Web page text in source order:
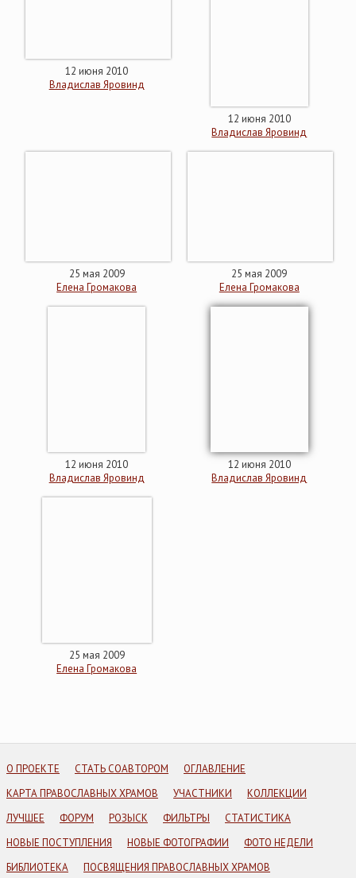
12 июня 2010
Владислав Яровинд
12 июня 2010
Владислав Яровинд
25 мая 2009
Елена Громакова
25 мая 2009
Елена Громакова
12 июня 2010
Владислав Яровинд
12 июня 2010
Владислав Яровинд
25 мая 2009
Елена Громакова
О ПРОЕКТЕ СТАТЬ СОАВТОРОМ
ОГЛАВЛЕНИЕ
КАРТА ПРАВОСЛАВНЫХ ХРАМОВ
УЧАСТНИКИ
КОЛЛЕКЦИИ
ЛУЧШЕЕ
ФОРУМ РОЗЫСК ФИЛЬТРЫ
СТАТИСТИКА
НОВЫЕ ПОСТУПЛЕНИЯ
НОВЫЕ ФОТОГРАФИИ
ФОТО НЕДЕЛИ
БИБЛИОТЕКА
ПОСВЯЩЕНИЯ ПРАВОСЛАВНЫХ ХРАМОВ